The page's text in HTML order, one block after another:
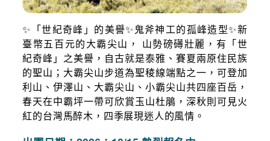
✨「世紀奇峰」的美譽✨鬼斧神工的孤峰造型✨新
臺幣五百元的大霸尖山， 山勢磅礡壯麗，有「世
紀奇峰」之美譽，自古就是泰雅、賽夏兩原住民族
的聖山；大霸尖山步道為聖稜線端點之一，可登加
利山、伊澤山、大霸尖山、小霸尖山共四座百岳，
春天在中霸坪一帶可欣賞玉山杜鵑，深秋則可見火
紅的台灣馬醉木，四季展現迷人的風情。